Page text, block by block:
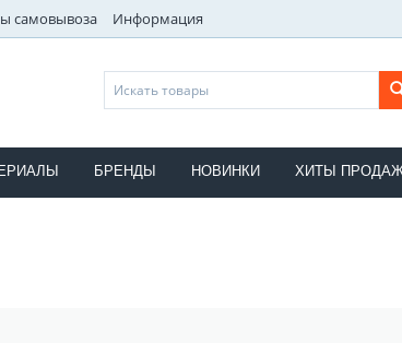
самовывоза Информация
БРЕНДЫ НОВИНКИ ХИТЫ